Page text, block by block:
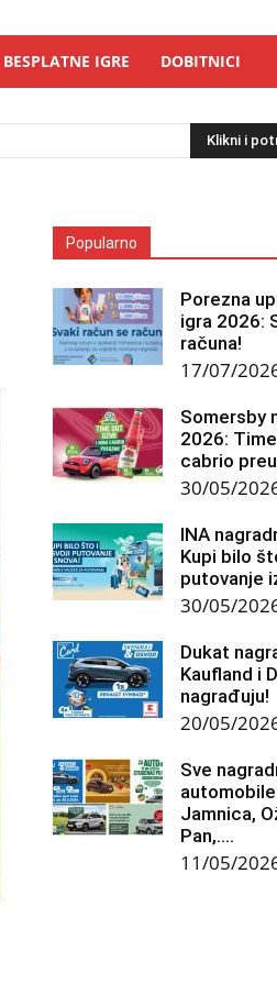
BESPLATNE IGRE DOBITNICI
Klikni i
Popularno
Porezna
igra 2026:
računa!
17/07/
Somersby
2026:
cabrio
30/05/
INA
Kupi bilo
putovanje
30/05/
Dukat
Kaufland i
nagrađuju!
20/05/
Sve
Jamnica,
Pan,….
11/05/